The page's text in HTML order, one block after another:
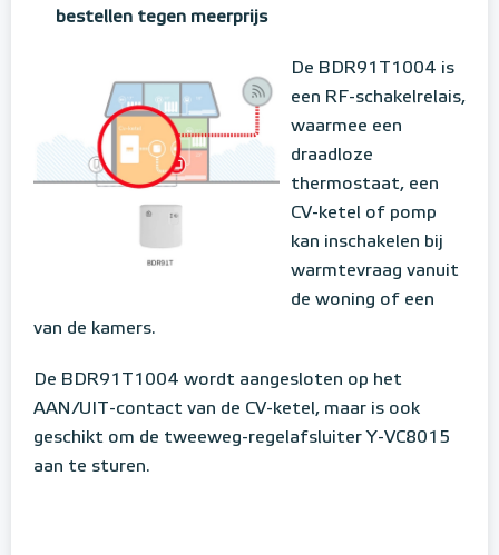
bestellen tegen meerprijs
De BDR91T1004 is
een RF-schakelrelais,
waarmee een
draadloze
thermostaat, een
CV-ketel of pomp
kan inschakelen bij
warmtevraag vanuit
de woning of een
van de kamers.
De BDR91T1004 wordt aangesloten op het
AAN/UIT-contact van de CV-ketel, maar is ook
geschikt om de tweeweg-regelafsluiter Y-VC8015
aan te sturen.